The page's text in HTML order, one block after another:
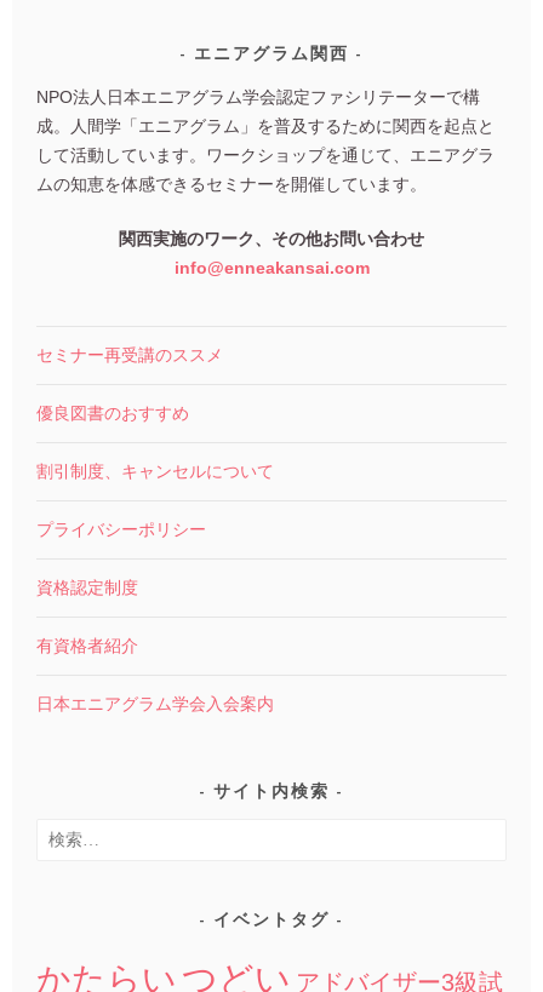
エニアグラム関西
NPO法人日本エニアグラム学会認定ファシリテーターで構
成。人間学「エニアグラム」を普及するために関西を起点と
して活動しています。ワークショップを通じて、エニアグラ
ムの知恵を体感できるセミナーを開催しています。
関西実施のワーク、その他お問い合わせ
info@enneakansai.com
セミナー再受講のススメ
優良図書のおすすめ
割引制度、キャンセルについて
プライバシーポリシー
資格認定制度
有資格者紹介
日本エニアグラム学会入会案内
サイト内検索
検
イベントタグ
かたらい つどい アドバイザー3級試